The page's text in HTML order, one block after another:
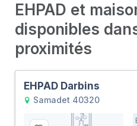
EHPAD et
disponibles
proximités
EHPAD Darbins
Samadet 40320